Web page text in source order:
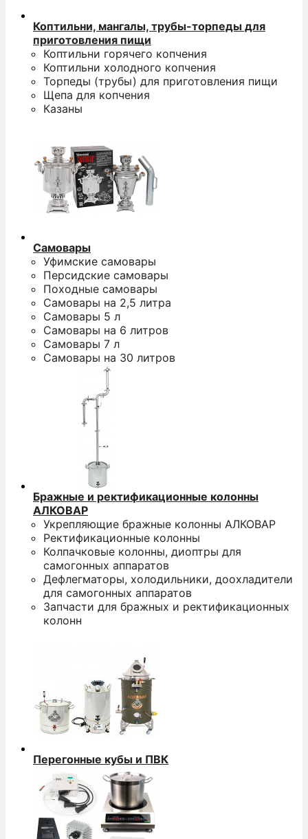
Коптильни, мангалы, трубы-торпеды для
приготовления пищи
Коптильни горячего копчения
Коптильни холодного копчения
Торпеды (трубы) для приготовления пищи
Щепа для копчения
Казаны
Самовары
Уфимские самовары
Персидские самовары
Походные самовары
Самовары на 2,5 литра
Самовары 5 л
Самовары на 6 литров
Самовары 7 л
Самовары на 30 литров
Бражные и ректификационные колонны
АЛКОВАР
Укрепляющие бражные колонны АЛКОВАР
Ректификационные колонны
Колпачковые колонны, диоптры для
самогонных аппаратов
Дефлегматоры, холодильники, доохладители
для самогонных аппаратов
Запчасти для бражных и ректификационных
колонн
Перегонные кубы и ПВК